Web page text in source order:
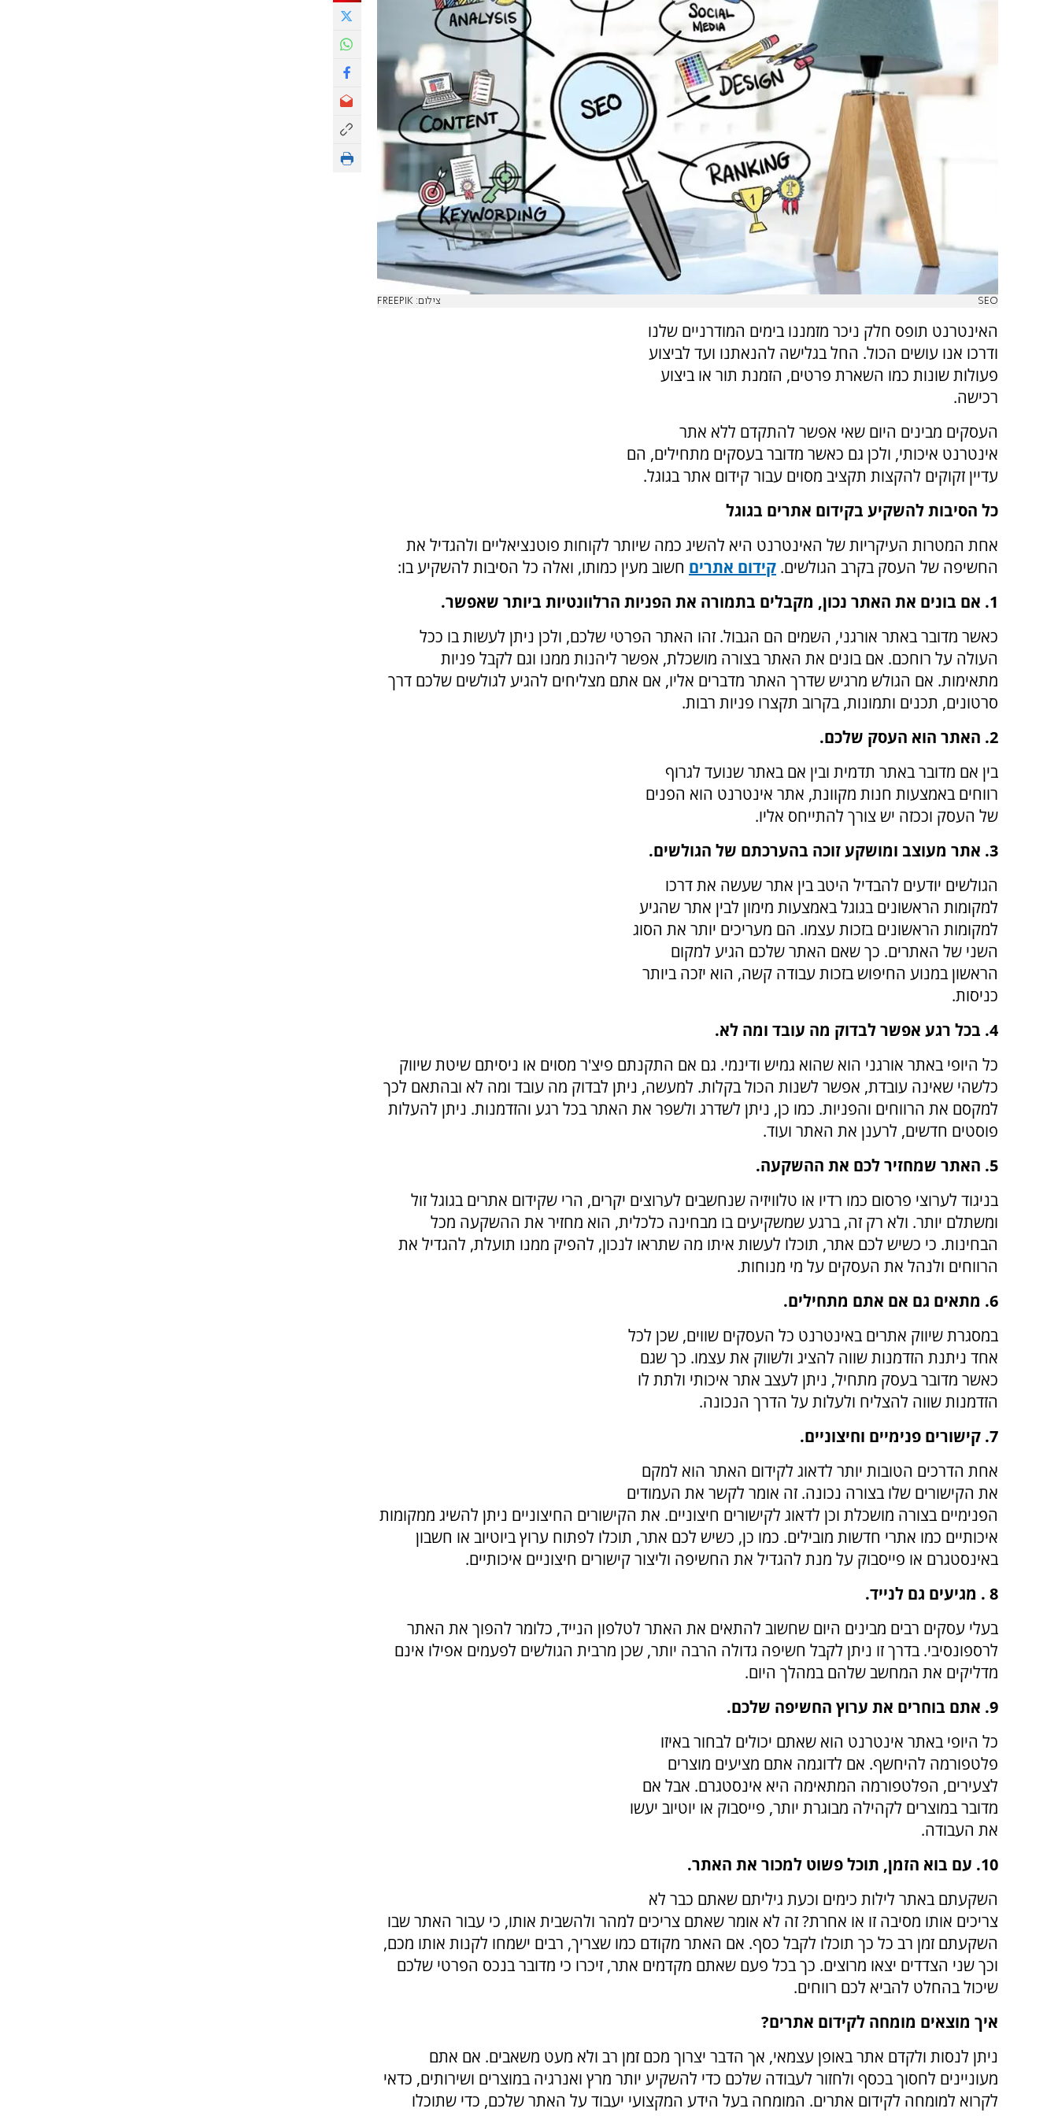
SEO צילום: FREEPIK
האינטרנט תופס חלק ניכר מזמננו בימים המודרניים שלנו
ודרכו אנו עושים הכול. החל בגלישה להנאתנו ועד לביצוע
פעולות שונות כמו השארת פרטים, הזמנת תור או ביצוע
רכישה.
העסקים מבינים היום שאי אפשר להתקדם ללא אתר
אינטרנט איכותי, ולכן גם כאשר מדובר בעסקים מתחילים, הם
עדיין זקוקים להקצות תקציב מסוים עבור קידום אתר בגוגל.
כל הסיבות להשקיע בקידום אתרים בגוגל
אחת המטרות העיקריות של האינטרנט היא להשיג כמה שיותר לקוחות פוטנציאליים ולהגדיל את
החשיפה של העסק בקרב הגולשים. קידום אתרים חשוב מעין כמותו, ואלה כל הסיבות להשקיע בו:
1. אם בונים את האתר נכון, מקבלים בתמורה את הפניות הרלוונטיות ביותר שאפשר.
כאשר מדובר באתר אורגני, השמים הם הגבול. זהו האתר הפרטי שלכם, ולכן ניתן לעשות בו ככל
העולה על רוחכם. אם בונים את האתר בצורה מושכלת, אפשר ליהנות ממנו וגם לקבל פניות
מתאימות. אם הגולש מרגיש שדרך האתר מדברים אליו, אם אתם מצליחים להגיע לגולשים שלכם דרך
סרטונים, תכנים ותמונות, בקרוב תקצרו פניות רבות.
2. האתר הוא העסק שלכם.
בין אם מדובר באתר תדמית ובין אם באתר שנועד לגרוף
רווחים באמצעות חנות מקוונת, אתר אינטרנט הוא הפנים
של העסק וככזה יש צורך להתייחס אליו.
3. אתר מעוצב ומושקע זוכה בהערכתם של הגולשים.
הגולשים יודעים להבדיל היטב בין אתר שעשה את דרכו
למקומות הראשונים בגוגל באמצעות מימון לבין אתר שהגיע
למקומות הראשונים בזכות עצמו. הם מעריכים יותר את הסוג
השני של האתרים. כך שאם האתר שלכם הגיע למקום
הראשון במנוע החיפוש בזכות עבודה קשה, הוא יזכה ביותר
כניסות.
4. בכל רגע אפשר לבדוק מה עובד ומה לא.
כל היופי באתר אורגני הוא שהוא גמיש ודינמי. גם אם התקנתם פיצ'ר מסוים או ניסיתם שיטת שיווק
כלשהי שאינה עובדת, אפשר לשנות הכול בקלות. למעשה, ניתן לבדוק מה עובד ומה לא ובהתאם לכך
למקסם את הרווחים והפניות. כמו כן, ניתן לשדרג ולשפר את האתר בכל רגע והזדמנות. ניתן להעלות
פוסטים חדשים, לרענן את האתר ועוד.
5. האתר שמחזיר לכם את ההשקעה.
בניגוד לערוצי פרסום כמו רדיו או טלוויזיה שנחשבים לערוצים יקרים, הרי שקידום אתרים בגוגל זול
ומשתלם יותר. ולא רק זה, ברגע שמשקיעים בו מבחינה כלכלית, הוא מחזיר את ההשקעה מכל
הבחינות. כי כשיש לכם אתר, תוכלו לעשות איתו מה שתראו לנכון, להפיק ממנו תועלת, להגדיל את
הרווחים ולנהל את העסקים על מי מנוחות.
6. מתאים גם אם אתם מתחילים.
במסגרת שיווק אתרים באינטרנט כל העסקים שווים, שכן לכל
אחד ניתנת הזדמנות שווה להציג ולשווק את עצמו. כך שגם
כאשר מדובר בעסק מתחיל, ניתן לעצב אתר איכותי ולתת לו
הזדמנות שווה להצליח ולעלות על הדרך הנכונה.
7. קישורים פנימיים וחיצוניים.
אחת הדרכים הטובות יותר לדאוג לקידום האתר הוא למקם
את הקישורים שלו בצורה נכונה. זה אומר לקשר את העמודים
הפנימיים בצורה מושכלת וכן לדאוג לקישורים חיצוניים. את הקישורים החיצוניים ניתן להשיג ממקומות
איכותיים כמו אתרי חדשות מובילים. כמו כן, כשיש לכם אתר, תוכלו לפתוח ערוץ ביוטיוב או חשבון
באינסטגרם או פייסבוק על מנת להגדיל את החשיפה וליצור קישורים חיצוניים איכותיים.
8 . מגיעים גם לנייד.
בעלי עסקים רבים מבינים היום שחשוב להתאים את האתר לטלפון הנייד, כלומר להפוך את האתר
לרספונסיבי. בדרך זו ניתן לקבל חשיפה גדולה הרבה יותר, שכן מרבית הגולשים לפעמים אפילו אינם
מדליקים את המחשב שלהם במהלך היום.
9. אתם בוחרים את ערוץ החשיפה שלכם.
כל היופי באתר אינטרנט הוא שאתם יכולים לבחור באיזו
פלטפורמה להיחשף. אם לדוגמה אתם מציעים מוצרים
לצעירים, הפלטפורמה המתאימה היא אינסטגרם. אבל אם
מדובר במוצרים לקהילה מבוגרת יותר, פייסבוק או יוטיוב יעשו
את העבודה.
10. עם בוא הזמן, תוכל פשוט למכור את האתר.
השקעתם באתר לילות כימים וכעת גיליתם שאתם כבר לא
צריכים אותו מסיבה זו או אחרת? זה לא אומר שאתם צריכים למהר ולהשבית אותו, כי עבור האתר שבו
השקעתם זמן רב כל כך תוכלו לקבל כסף. אם האתר מקודם כמו שצריך, רבים ישמחו לקנות אותו מכם,
וכך שני הצדדים יצאו מרוצים. כך בכל פעם שאתם מקדמים אתר, זיכרו כי מדובר בנכס הפרטי שלכם
שיכול בהחלט להביא לכם רווחים.
איך מוצאים מומחה לקידום אתרים?
ניתן לנסות ולקדם אתר באופן עצמאי, אך הדבר יצרוך מכם זמן רב ולא מעט משאבים. אם אתם
מעוניינים לחסוך בכסף ולחזור לעבודה שלכם כדי להשקיע יותר מרץ ואנרגיה במוצרים ושירותים, כדאי
לקרוא למומחה לקידום אתרים. המומחה בעל הידע המקצועי יעבוד על האתר שלכם, כדי שתוכלו